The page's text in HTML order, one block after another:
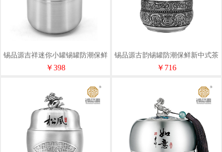
锡品源吉祥迷你小罐锡罐防潮保鲜
礼品手工纯锡茶叶罐可定制储茶罐
￥398
锡品源古韵锡罐防潮保鲜新中式茶
具手工纯锡茶叶罐可定制储茶罐
￥716